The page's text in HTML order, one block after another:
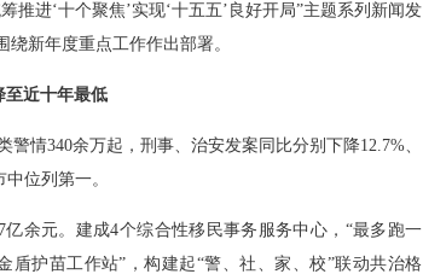
进‘十个聚焦’实现‘十五五’良好开局”主题系列新闻发
新年度重点工作作出部署。
至近十年最低
情340余万起，刑事、治安发案同比分别下降12.7%、
位列第一。
余元。建成4个综合性移民事务服务中心，“最多跑一
盾护苗工作站”，构建起“警、社、家、校”联动共治格